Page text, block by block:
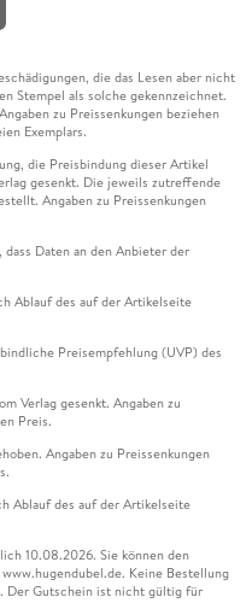
die das Lesen aber nicht
Stempel als solche gekennzeichnet.
zu Preissenkungen beziehen
Exemplars.
die Preisbindung dieser Artikel
gesenkt. Die jeweils zutreffende
Angaben zu Preissenkungen
Daten an den Anbieter der
Ablauf des auf der Artikelseite
Preisempfehlung (UVP) des
Verlag gesenkt. Angaben zu
Preis.
Angaben zu Preissenkungen
Ablauf des auf der Artikelseite
10.08.2026. Sie können den
Keine Bestellung
Der Gutschein ist nicht gültig für